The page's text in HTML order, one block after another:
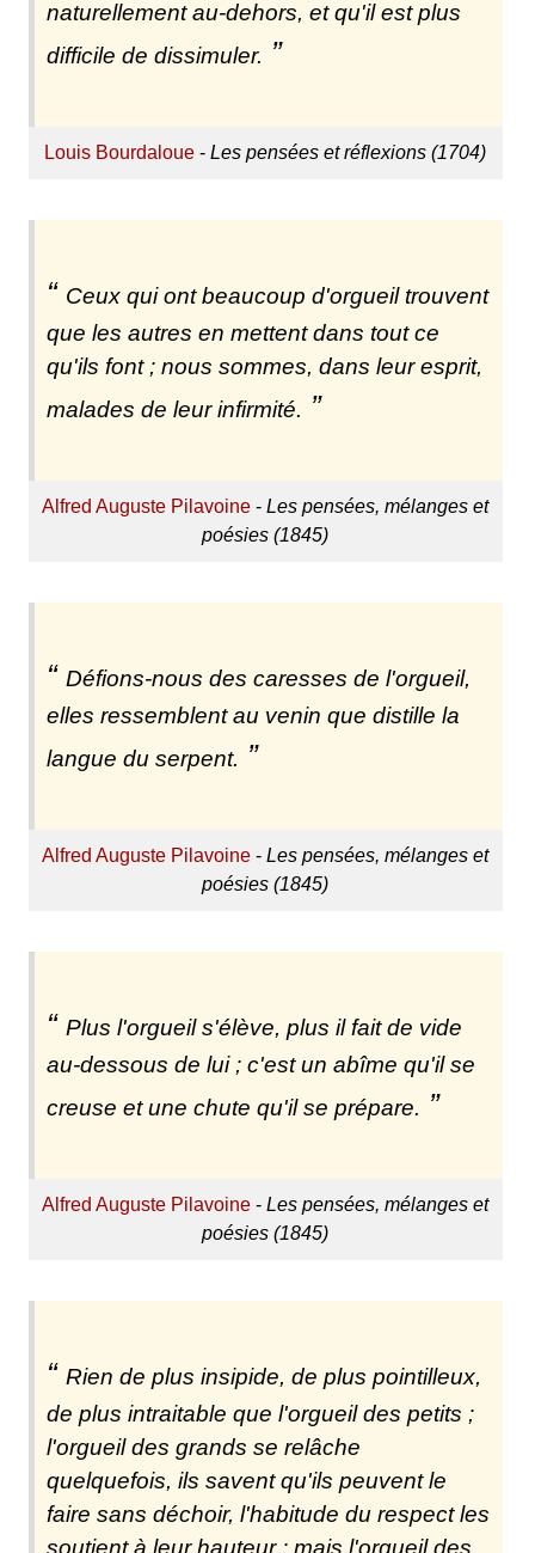
naturellement au-dehors, et qu'il est plus
difficile de dissimuler.
Louis Bourdaloue -Les pensées et réflexions (1704)
Ceux qui ont beaucoup d'orgueil trouvent
que les autres en mettent dans tout ce
qu'ils font ; nous sommes, dans leur esprit,
malades de leur infirmité.
Alfred Auguste Pilavoine -Les pensées, mélanges et
poésies (1845)
Défions-nous des caresses de l'orgueil,
elles ressemblent au venin que distille la
langue du serpent.
Alfred Auguste Pilavoine -Les pensées, mélanges et
poésies (1845)
Plus l'orgueil s'élève, plus il fait de vide
au-dessous de lui ; c'est un abîme qu'il se
creuse et une chute qu'il se prépare.
Alfred Auguste Pilavoine -Les pensées, mélanges et
poésies (1845)
Rien de plus insipide, de plus pointilleux,
de plus intraitable que l'orgueil des petits ;
l'orgueil des grands se relâche
quelquefois, ils savent qu'ils peuvent le
faire sans déchoir, l'habitude du respect les
soutient à leur hauteur ; mais l'orgueil des